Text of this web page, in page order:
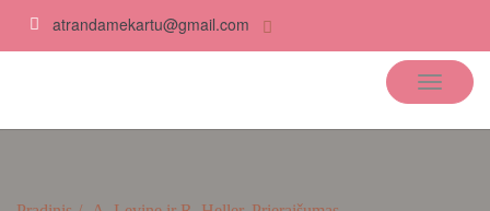
atrandamekartu@gmail.com